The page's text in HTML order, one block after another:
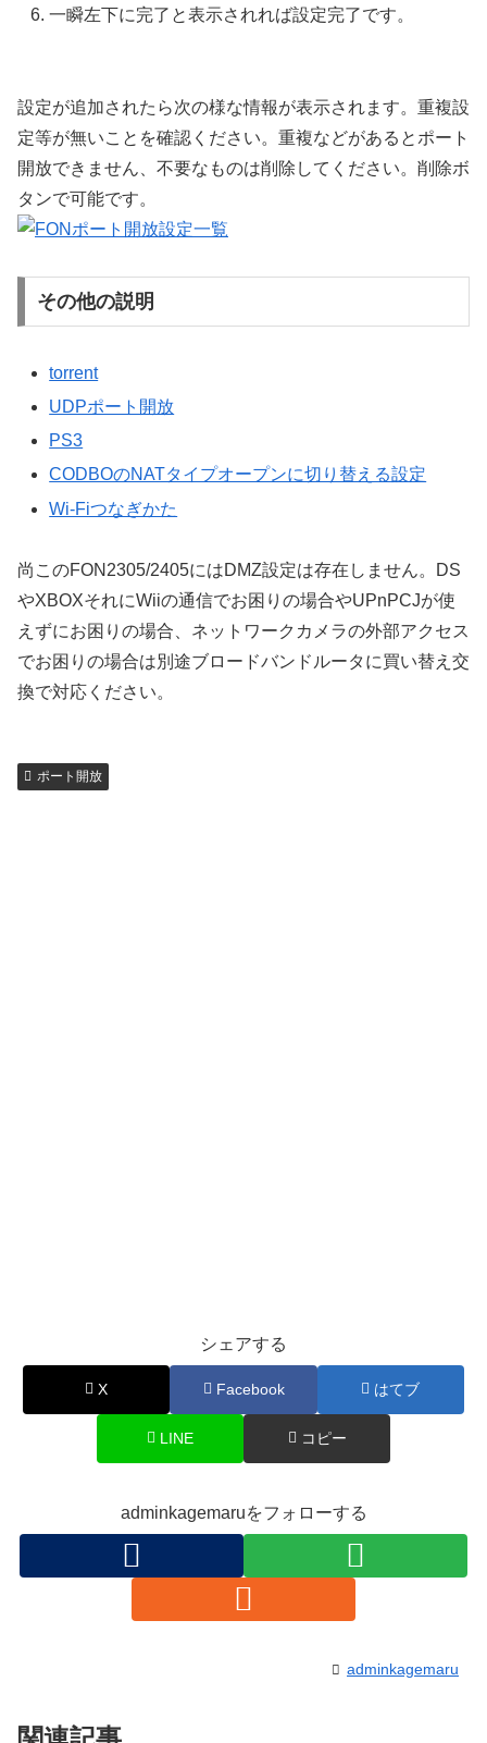
一瞬左下に完了と表示されれば設定完了です。
設定が追加されたら次の様な情報が表示されます。重複設
定等が無いことを確認ください。重複などがあるとポート
開放できません、不要なものは削除してください。削除ボ
タンで可能です。
その他の説明
torrent
UDPポート開放
PS3
CODBOのNATタイプオープンに切り替える設定
Wi-Fiつなぎかた
尚このFON2305/2405にはDMZ設定は存在しません。DS
やXBOXそれにWiiの通信でお困りの場合やUPnPCJが使
えずにお困りの場合、ネットワークカメラの外部アクセス
でお困りの場合は別途ブロードバンドルータに買い替え交
換で対応ください。
ポート開放
シェアする
X Facebook はてブ
LINE コピー
adminkagemaruをフォローする
adminkagemaru